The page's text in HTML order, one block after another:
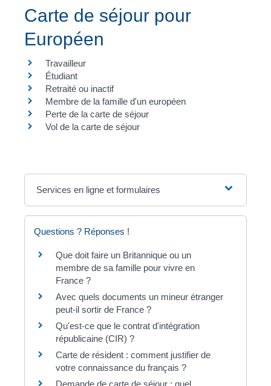
Carte de séjour pour
Européen
Travailleur
Étudiant
Retraité ou inactif
Membre de la famille d'un européen
Perte de la carte de séjour
Vol de la carte de séjour
Services en ligne et formulaires
Questions ? Réponses !
Que doit faire un Britannique ou un
membre de sa famille pour vivre en
France ?
Avec quels documents un mineur étranger
peut-il sortir de France ?
Qu'est-ce que le contrat d'intégration
républicaine (CIR) ?
Carte de résident : comment justifier de
votre connaissance du français ?
Demande de carte de séjour : quel